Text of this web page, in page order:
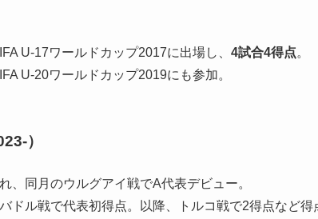
U-17ワールドカップ2017に出場し、 4試合4得点。
U-20ワールドカップ2019にも参加。
）
、同月のウルグアイ戦でA代表デビュー。
ドル戦で代表初得点。以降、トルコ戦で2得点など得